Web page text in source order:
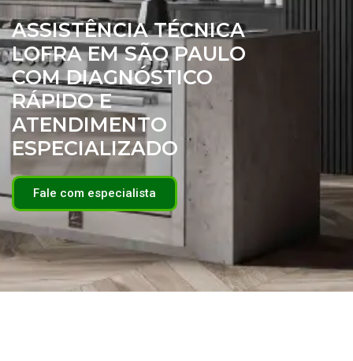
ASSISTÊNCIA TÉCNICA
LOFRA EM SÃO PAULO
COM DIAGNÓSTICO
RÁPIDO E
ATENDIMENTO
ESPECIALIZADO
Fale com especialista